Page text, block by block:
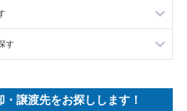
物件の案件一覧
件一覧
件一覧
売却物件の案件一覧
却物件の案件一覧
売却物件の案件一覧
き売却物件の案件一覧
抜き売却物件の案件一覧
売却物件の案件一覧
売却物件の案件一覧
抜き売却物件の案件一覧
す
却物件の案件一覧
・譲渡先をお探しします！